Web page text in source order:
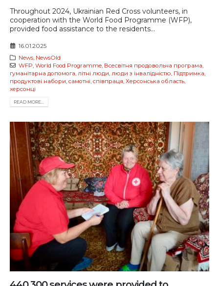
Throughout 2024, Ukrainian Red Cross volunteers, in
cooperation with the World Food Programme (WFP),
provided food assistance to the residents...
16.01.2025
News, NewsOld
WFP, World Food Programme, Всесвітня продовольча програма,
гуманітарна допомога, літні люди, люди з інвалідністю, Підтримка,
продуктові набори, самотні, співпраця, Херсонська область,
херсонці
READ MORE...